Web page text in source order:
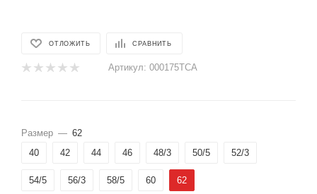
ОТЛОЖИТЬ СРАВНИТЬ
Артикул: 000175ТСА
Размер — 62
40
42 44 46 48/3 50/5 52/3
54/5 56/3 58/5 60 62